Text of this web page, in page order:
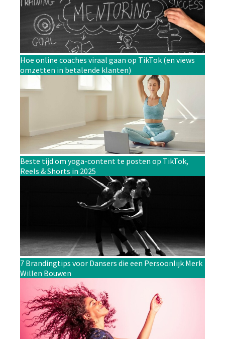
Hoe online coaches viraal gaan op TikTok (en views
omzetten in betalende klanten)
Beste tijd om yoga-content te posten op TikTok,
Reels & Shorts in 2025
7 Brandingtips voor Dansers die een Persoonlijk Merk
Willen Bouwen